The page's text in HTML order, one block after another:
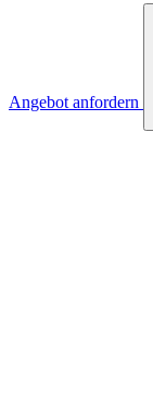
Angebot anfordern